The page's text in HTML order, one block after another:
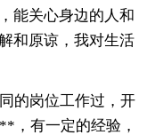
能关心身边的人和
和原谅，我对生活
的岗位工作过，开
，有一定的经验，